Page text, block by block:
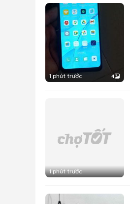
1 phút trước 4
1 phút trước